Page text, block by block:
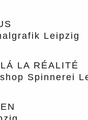
Leipzig
LA RÉALITÉ
Spinnerei